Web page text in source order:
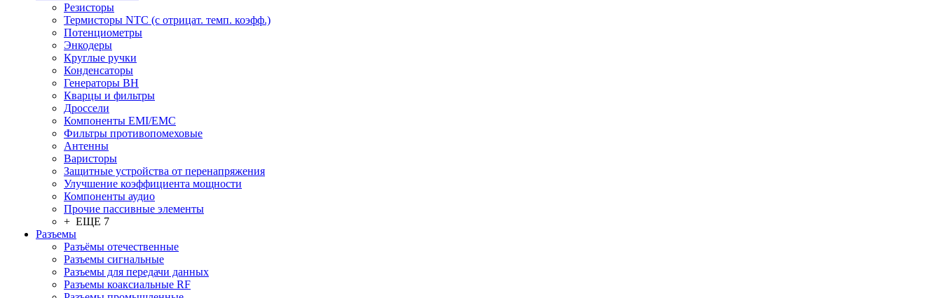
Резисторы
Термисторы NTC (с отрицат. темп. коэфф.)
Потенциометры
Энкодеры
Круглые ручки
Конденсаторы
Генераторы ВН
Кварцы и фильтры
Дроссели
Компоненты EMI/EMC
Фильтры противопомеховые
Антенны
Варисторы
Защитные устройства от перенапряжения
Улучшение коэффициента мощности
Компоненты аудио
Прочие пассивные элементы
+ ЕЩЕ 7
Разъeмы
Разъёмы отечественные
Разъeмы сигнальные
Разъeмы для передачи данных
Разъeмы коаксиальные RF